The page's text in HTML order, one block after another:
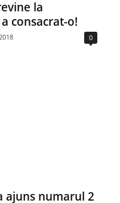
la
consacrat-o!
0
ajuns numarul 2